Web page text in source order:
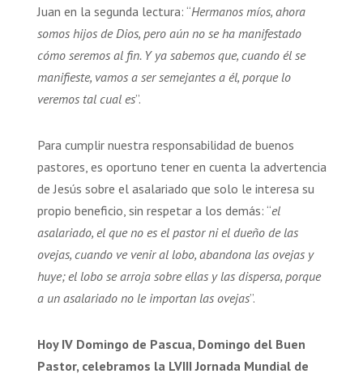
Juan en la segunda lectura: “Hermanos míos, ahora
somos hijos de Dios, pero aún no se ha manifestado
cómo seremos al fin. Y ya sabemos que, cuando él se
manifieste, vamos a ser semejantes a él, porque lo
veremos tal cual es”.
Para cumplir nuestra responsabilidad de buenos
pastores, es oportuno tener en cuenta la advertencia
de Jesús sobre el asalariado que solo le interesa su
propio beneficio, sin respetar a los demás: “el
asalariado, el que no es el pastor ni el dueño de las
ovejas, cuando ve venir al lobo, abandona las ovejas y
huye; el lobo se arroja sobre ellas y las dispersa, porque
a un asalariado no le importan las ovejas”.
Hoy IV Domingo de Pascua, Domingo del Buen
Pastor, celebramos la LVIII Jornada Mundial de